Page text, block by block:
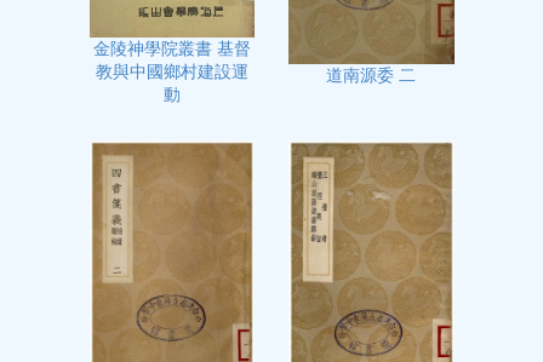
金陵神學院叢書 基督
教與中國鄉村建設運
動
道南源委 二